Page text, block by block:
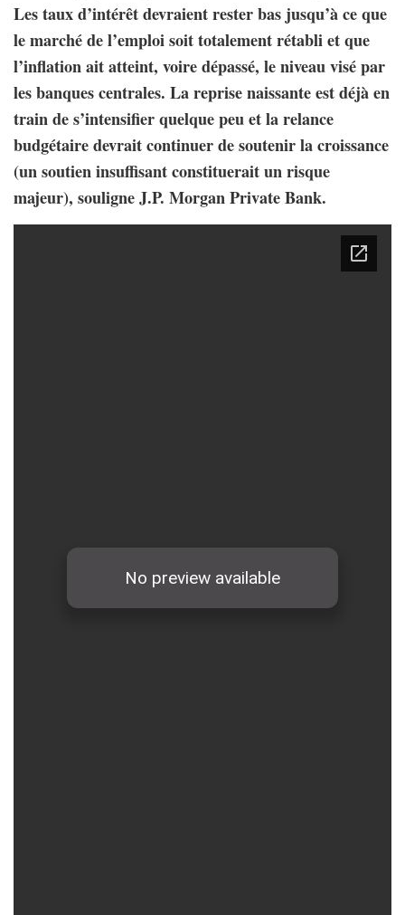
Les taux d’intérêt devraient rester bas jusqu’à ce que
le marché de l’emploi soit totalement rétabli et que
l’inflation ait atteint, voire dépassé, le niveau visé par
les banques centrales. La reprise naissante est déjà en
train de s’intensifier quelque peu et la relance
budgétaire devrait continuer de soutenir la croissance
(un soutien insuffisant constituerait un risque
majeur), souligne J.P. Morgan Private Bank.